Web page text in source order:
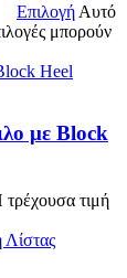
Επιλογή Αυτό
μπορούν
με Block
τιμή
Λίστας